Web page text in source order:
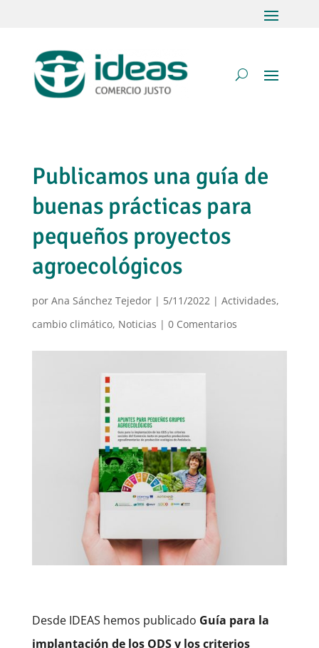
Publicamos una guía de
buenas prácticas para
pequeños proyectos
agroecológicos
por Ana Sánchez Tejedor| 5/11/2022 | Actividades,
cambio climático, Noticias | 0 Comentarios
Desde IDEAS hemos publicado Guía para la
implantación de los ODS y los criterios